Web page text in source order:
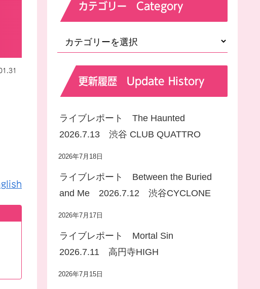
カテゴリー Category
更新履歴 Update History
ライブレポート The Haunted
2026.7.13 渋谷 CLUB QUATTRO
2026年7月18日
ライブレポート Between the Buried
and Me 2026.7.12 渋谷CYCLONE
2026年7月17日
ライブレポート Mortal Sin
2026.7.11 高円寺HIGH
2026年7月15日